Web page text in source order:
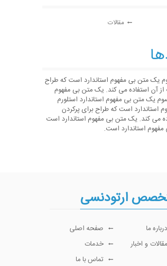
مقالات
یک متن بی مفهوم استاندارد است که طراح
آن استفاده می کند. یک متن بی مفهوم
یک متن بی مفهوم استاندارد استلورم
استاندارد است که طراح برای پرکردن
می کند. یک متن بی مفهوم استاندارد است
استاندارد است.
ارتودنسی
صفحه اصلی
درباره ما
خدمات
مقالات و اخبار
تماس با ما